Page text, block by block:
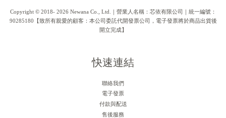
Copyright © 2018- 2026 Newana Co., Ltd.｜營業人名稱：芯依有限公司｜統一編號：
90285180【致所有親愛的顧客：本公司委託代開發票公司，電子發票將於商品出貨後
開立完成】
快速連結
聯絡我們
電子發票
付款與配送
售後服務